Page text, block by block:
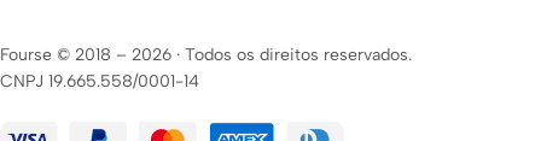
Fourse © 2018 – 2026 · Todos os direitos reservados.
CNPJ 19.665.558/0001-14